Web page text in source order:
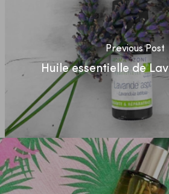
Previous Post
Huile essentielle de